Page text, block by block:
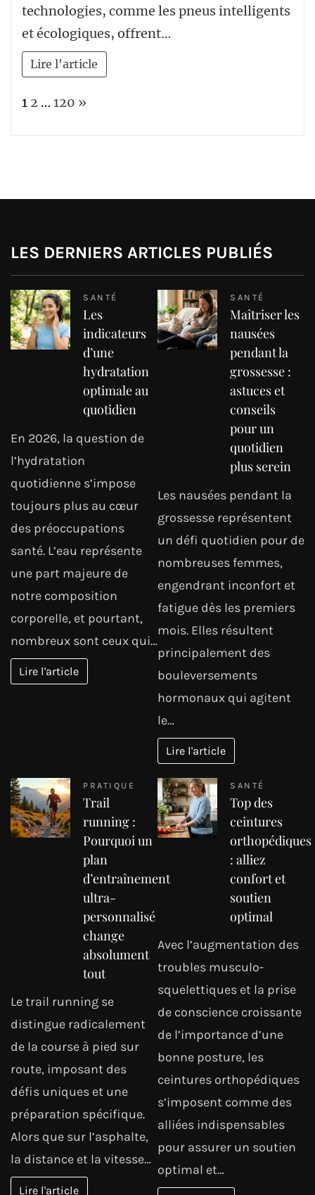
technologies, comme les pneus intelligents
et écologiques, offrent…
Lire l'article
Page:
1 2 … 120 Next
»
LES DERNIERS ARTICLES PUBLIÉS
SANTÉ
Les
indicateurs
d’une
hydratation
optimale au
quotidien
En 2026, la question de
l’hydratation
quotidienne s’impose
toujours plus au cœur
des préoccupations
santé. L’eau représente
une part majeure de
notre composition
corporelle, et pourtant,
nombreux sont ceux qui…
Lire l'article
SANTÉ
Maîtriser les
nausées
pendant la
grossesse :
astuces et
conseils
pour un
quotidien
plus serein
Les nausées pendant la
grossesse représentent
un défi quotidien pour de
nombreuses femmes,
engendrant inconfort et
fatigue dès les premiers
mois. Elles résultent
principalement des
bouleversements
hormonaux qui agitent
le…
Lire l'article
PRATIQUE
Trail
running :
Pourquoi un
plan
d’entraînement
ultra-
personnalisé
change
absolument
tout
Le trail running se
distingue radicalement
de la course à pied sur
route, imposant des
défis uniques et une
préparation spécifique.
Alors que sur l’asphalte,
la distance et la vitesse…
Lire l'article
SANTÉ
Top des
ceintures
orthopédiques
: alliez
confort et
soutien
optimal
Avec l’augmentation des
troubles musculo-
squelettiques et la prise
de conscience croissante
de l’importance d’une
bonne posture, les
ceintures orthopédiques
s’imposent comme des
alliées indispensables
pour assurer un soutien
optimal et…